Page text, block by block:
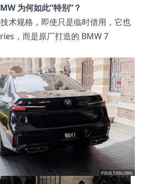
为何如此“特别”？
术规格，即使只是临时借用，它也
，而是原厂打造的 BMW 7